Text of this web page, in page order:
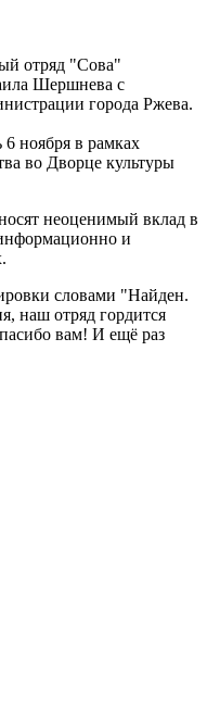
отряд "Сова"
Шершнева с
города Ржева.
6 ноября в рамках
во Дворце культуры
неоценимый вклад в
и
словами "Найден.
наш отряд гордится
вам! И ещё раз